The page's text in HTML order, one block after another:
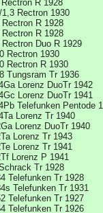
Rectron R 1928
1,3 Rectron 1930
Rectron R 1928
Rectron R 1928
Rectron Duo R 1929
Rectron 1930
Rectron R 1930
Tungsram Tr 1936
Lorenz DuoTr 1942
Lorenz DuoTr 1941
Telefunken Pentode
Lorenz Tr 1940
Lorenz DuoTr 1940
Lorenz Tr 1943
Lorenz Tr 1941
Lorenz P 1941
Tr 1928
Telefunken Tr 1928
Telefunken Tr 1931
Telefunken Tr 1927
Telefunken Tr 1926